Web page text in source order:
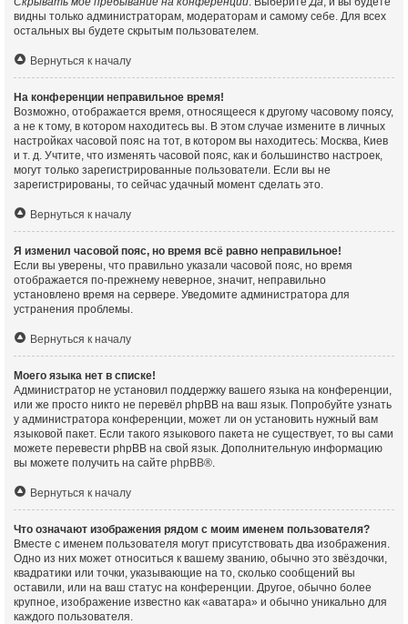
видны только администраторам, модераторам и самому себе. Для всех
остальных вы будете скрытым пользователем.
Вернуться к началу
На конференции неправильное время!
Возможно, отображается время, относящееся к другому часовому поясу,
а не к тому, в котором находитесь вы. В этом случае измените в личных
настройках часовой пояс на тот, в котором вы находитесь: Москва, Киев
и т. д. Учтите, что изменять часовой пояс, как и большинство настроек,
могут только зарегистрированные пользователи. Если вы не
зарегистрированы, то сейчас удачный момент сделать это.
Вернуться к началу
Я изменил часовой пояс, но время всё равно неправильное!
Если вы уверены, что правильно указали часовой пояс, но время
отображается по-прежнему неверное, значит, неправильно
установлено время на сервере. Уведомите администратора для
устранения проблемы.
Вернуться к началу
Моего языка нет в списке!
Администратор не установил поддержку вашего языка на конференции,
или же просто никто не перевёл phpBB на ваш язык. Попробуйте узнать
у администратора конференции, может ли он установить нужный вам
языковой пакет. Если такого языкового пакета не существует, то вы сами
можете перевести phpBB на свой язык. Дополнительную информацию
вы можете получить на сайте phpBB®.
Вернуться к началу
Что означают изображения рядом с моим именем пользователя?
Вместе с именем пользователя могут присутствовать два изображения.
Одно из них может относиться к вашему званию, обычно это звёздочки,
квадратики или точки, указывающие на то, сколько сообщений вы
оставили, или на ваш статус на конференции. Другое, обычно более
крупное, изображение известно как «аватара» и обычно уникально для
каждого пользователя.